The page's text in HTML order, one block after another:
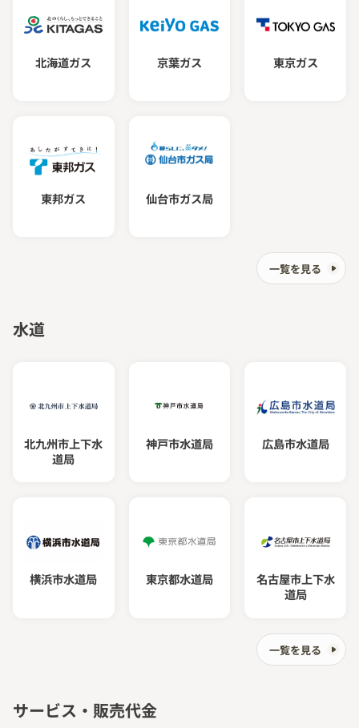
北海道ガス 京葉ガス 東京ガス
東邦ガス 仙台市ガス局
一覧を見る
水道
北九州市上下水
道局
神戸市水道局 広島市水道局
横浜市水道局 東京都水道局
名古屋市上下水
道局
一覧を見る
サービス・販売代金
お取り扱い請求書支払い